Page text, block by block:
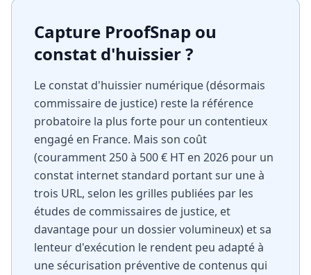
Capture ProofSnap ou
constat d'huissier ?
Le constat d'huissier numérique (désormais
commissaire de justice) reste la référence
probatoire la plus forte pour un contentieux
engagé en France. Mais son coût
(couramment 250 à 500 € HT en 2026 pour un
constat internet standard portant sur une à
trois URL, selon les grilles publiées par les
études de commissaires de justice, et
davantage pour un dossier volumineux) et sa
lenteur d'exécution le rendent peu adapté à
une sécurisation préventive de contenus qui